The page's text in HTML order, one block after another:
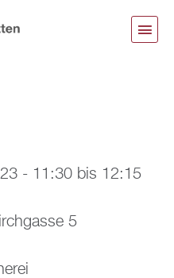
- 11:30 bis 12:15
5